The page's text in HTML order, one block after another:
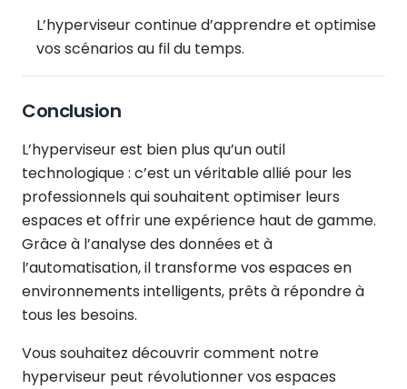
L’hyperviseur continue d’apprendre et optimise
vos scénarios au fil du temps.
Conclusion
L’hyperviseur est bien plus qu’un outil
technologique : c’est un véritable allié pour les
professionnels qui souhaitent optimiser leurs
espaces et offrir une expérience haut de gamme.
Grâce à l’analyse des données et à
l’automatisation, il transforme vos espaces en
environnements intelligents, prêts à répondre à
tous les besoins.
Vous souhaitez découvrir comment notre
hyperviseur peut révolutionner vos espaces